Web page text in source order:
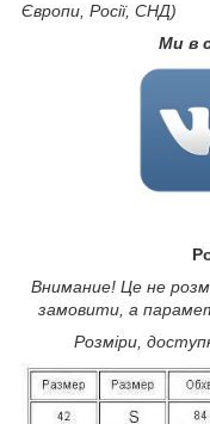
Європи, Росії, СНД)
Ми в
Внимание! Це не
замовити, а
Розміри,